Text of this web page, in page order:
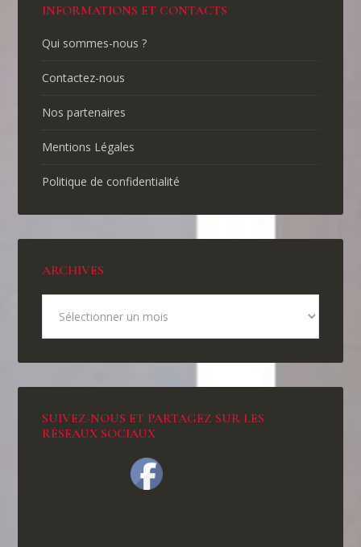
INFORMATIONS ET CONTACTS
Qui sommes-nous ?
Contactez-nous
Nos partenaires
Mentions Légales
Politique de confidentialité
ARCHIVES
SUIVEZ-NOUS ET PARTAGEZ SUR LES
RÉSEAUX SOCIAUX